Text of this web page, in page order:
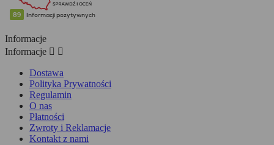
Informacje
Informacje  
Dostawa
Polityka Prywatności
Regulamin
O nas
Płatności
Zwroty i Reklamacje
Kontakt z nami